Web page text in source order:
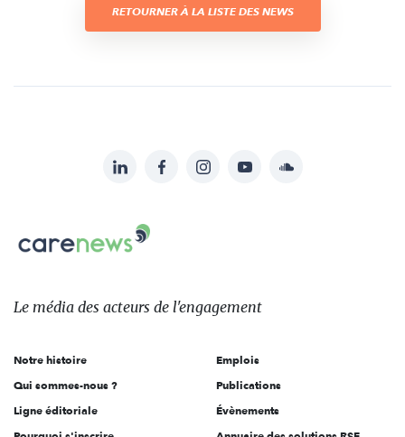
RETOURNER À LA LISTE DES NEWS
sur:
LinkedInFacebookInstagramYouTubeSoundcloud
Carenews,
Le
des
l'engagement
Le média des acteurs de l'engagement
Notre histoire
Qui sommes-nous ?
Ligne éditoriale
Emplois
Publications
Évènements